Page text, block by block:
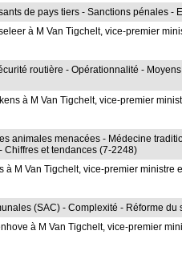
de pays tiers - Sanctions pénales
à M Van Tigchelt, vice-premier
routière - Opérationnalité -
à M Van Tigchelt, vice-premier
animales menacées - Médecine
Chiffres et tendances (7-2248)
à M Van Tigchelt, vice-premier ministre
(SAC) - Complexité - Réforme
à M Van Tigchelt, vice-premier